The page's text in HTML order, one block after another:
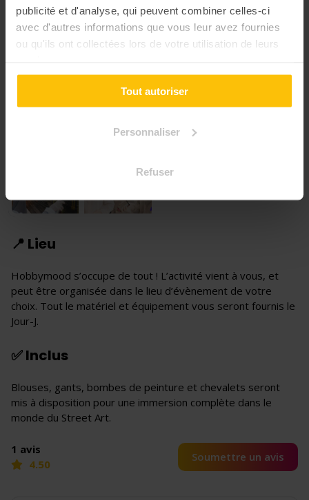
publicité et d'analyse, qui peuvent combiner celles-ci
avec d'autres informations que vous leur avez fournies
ou qu'ils ont collectées lors de votre utilisation de leurs
Tout autoriser
Personnaliser
Refuser
📍 Lieu
Hobbymood s’occupe de tout ! L’activité vient à vous, et
peut être organisée dans le lieu d’évènement de votre
choix. Tout le matériel et équipement vous seront fournis le
Jour-J.
✅ Inclus
Blouses, gants, bombes de peinture et chevalets seront
mis à disposition pour une immersion complète dans le
monde du Street Art.
1 avis
4.50
Soumettre un avis